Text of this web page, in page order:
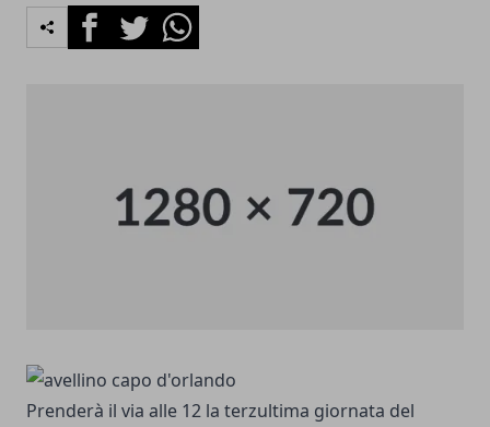
FacebookTwitterWhatsapp
Prenderà il via alle 12 la terzultima giornata del